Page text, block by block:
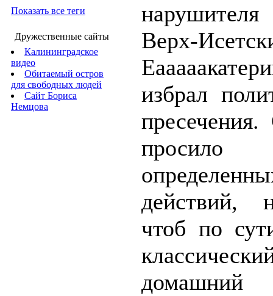
Показать все теги
Дружественные сайты
Калининградское
видео
Обитаемый остров
для свободных людей
Сайт Бориса
Немцова
Верх-
избрал
пресечения.
просило
действий,
чтоб по